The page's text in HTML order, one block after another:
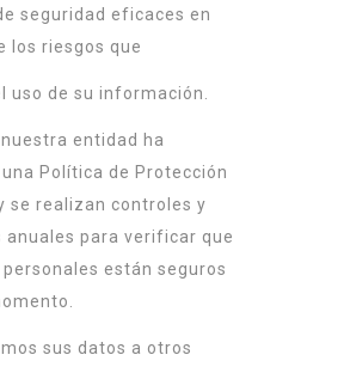
seguridad eficaces en
los riesgos que
uso de su información.
entidad ha
Política de Protección
se realizan controles y
anuales para verificar que
están seguros
sus datos a otros